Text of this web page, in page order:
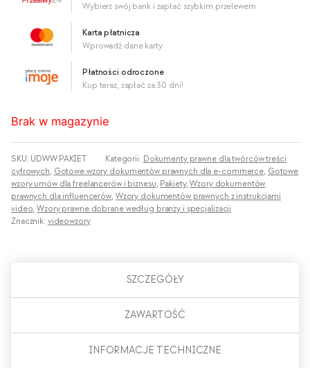
Wybierz swój bank i zapłać szybkim przelewem
Karta płatnicza
Wprowadź dane karty
Płatności odroczone
Kup teraz, zapłać za 30 dni!
Brak w magazynie
SKU: UDWW.PAKIET Kategorii: Dokumenty prawne dla twórców treści
cyfrowych, Gotowe wzory dokumentów prawnych dla e-commerce, Gotowe
wzory umów dla freelancerów i biznesu, Pakiety,Wzory dokumentów
prawnych dla influencerów, Wzory dokumentów prawnych z instrukcjami
video,Wzory prawne dobrane według branży i specjalizacji
Znacznik: videowzory
SZCZEGÓŁY
ZAWARTOŚĆ
INFORMACJE TECHNICZNE